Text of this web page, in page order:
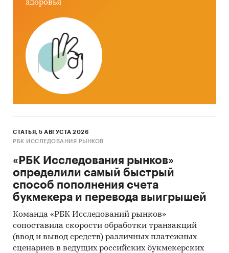
газовые
жидкотопливные
твердотопливные
электрические
Информация профильных ведомств:
Федеральная служба государственной
статистики (Росстат)
Министерство экономического развития
Федеральная таможенная служба
Федеральная налоговая служба
Таможенный союз ЕАЭС
здоровья
СТАТЬЯ, 5 АВГУСТА 2026
РБК ИССЛЕДОВАНИЯ РЫНКОВ
«РБК Исследования рынков»
определили самый быстрый
способ пополнения счета
букмекера и перевода выигрышей
Команда «РБК Исследований рынков»
сопоставила скорости обработки транзакций
(ввод и вывод средств) различных платежных
сценариев в ведущих российских букмекерских